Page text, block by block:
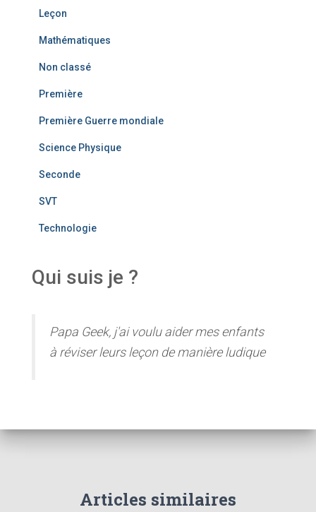
Leçon
Mathématiques
Non classé
Première
Première Guerre mondiale
Science Physique
Seconde
SVT
Technologie
Qui suis je ?
Papa Geek, j'ai voulu aider mes enfants
à réviser leurs leçon de manière ludique
Articles similaires